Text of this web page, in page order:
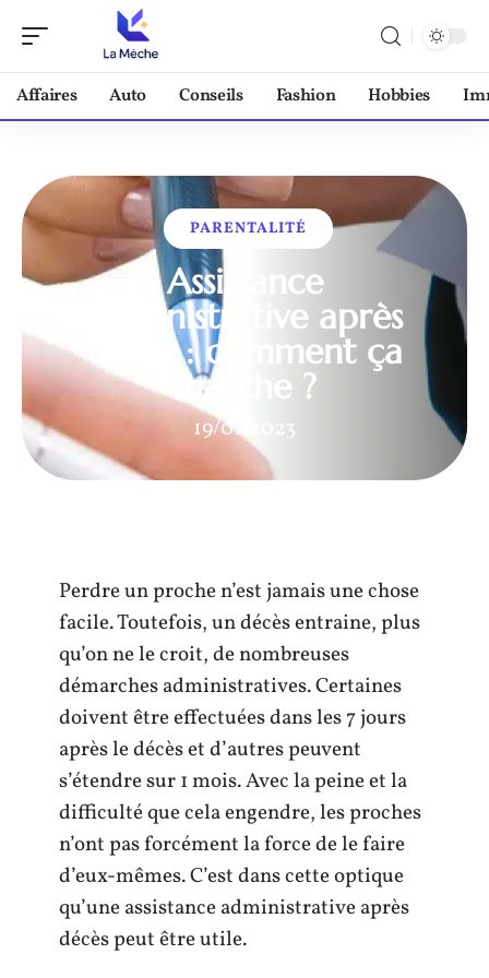
Affaires Auto Conseils Fashion Hobbies
PARENTALITÉ
Assistance
administrative après
décès : comment ça
marche ?
19/01/2023
Perdre un proche n’est jamais une chose
facile. Toutefois, un décès entraine, plus
qu’on ne le croit, de nombreuses
démarches administratives. Certaines
doivent être effectuées dans les 7 jours
après le décès et d’autres peuvent
s’étendre sur 1 mois. Avec la peine et la
difficulté que cela engendre, les proches
n’ont pas forcément la force de le faire
d’eux-mêmes. C’est dans cette optique
qu’une assistance administrative après
décès peut être utile.